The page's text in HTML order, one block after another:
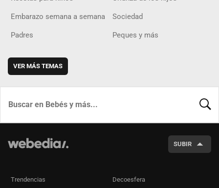
Embarazo semana a semana Sociedad
Padres Peques y más
VER MÁS TEMAS
SUBIR
Trendencias Decoesfera